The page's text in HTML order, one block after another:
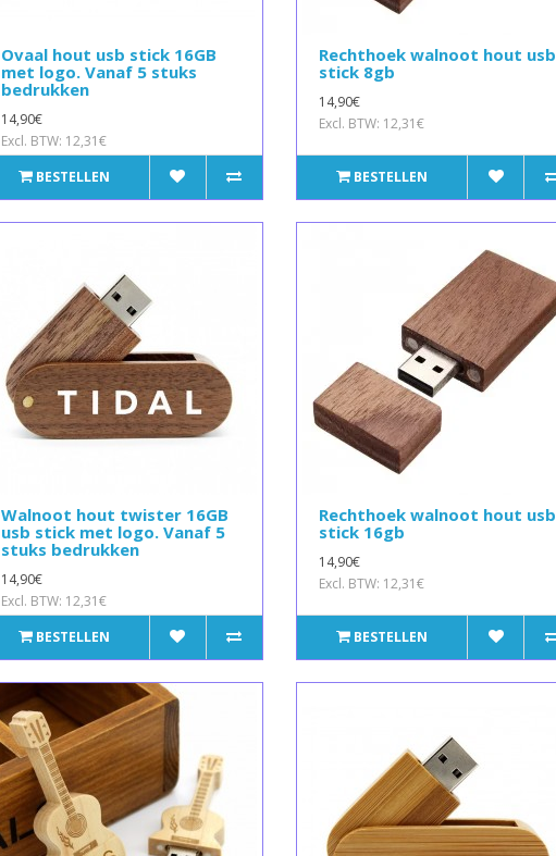
Ovaal hout usb stick 16GB
met logo. Vanaf 5 stuks
bedrukken
14,90€
Excl. BTW: 12,31€
BESTELLEN
Rechthoek walnoot hout usb
stick 8gb
14,90€
Excl. BTW: 12,31€
BESTELLEN
Walnoot hout twister 16GB
usb stick met logo. Vanaf 5
stuks bedrukken
14,90€
Excl. BTW: 12,31€
BESTELLEN
Rechthoek walnoot hout usb
stick 16gb
14,90€
Excl. BTW: 12,31€
BESTELLEN